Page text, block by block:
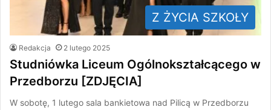
Z ŻYCIA SZKOŁY
Redakcja 2 lutego 2025
Studniówka Liceum Ogólnokształcącego w
Przedborzu [ZDJĘCIA]
W sobotę, 1 lutego sala bankietowa nad Pilicą w Przedborzu